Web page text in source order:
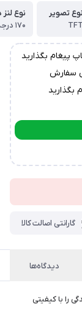
نوع تصویر
TFT
نوع
۱۷۰ درجه واید فول اچ دی
پیغام بگذارید
سفارش
گارانتی اصالت کالا
دیدگاه‌ها
را با کیفیتی